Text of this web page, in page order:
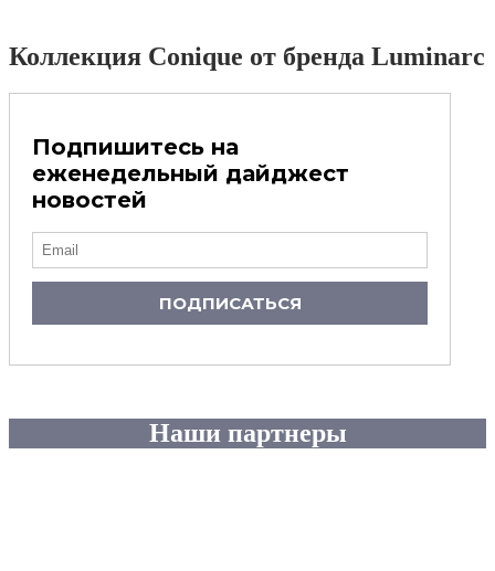
Коллекция Conique от бренда Luminarc
Подпишитесь на
еженедельный дайджест
новостей
ПОДПИСАТЬСЯ
Наши партнеры